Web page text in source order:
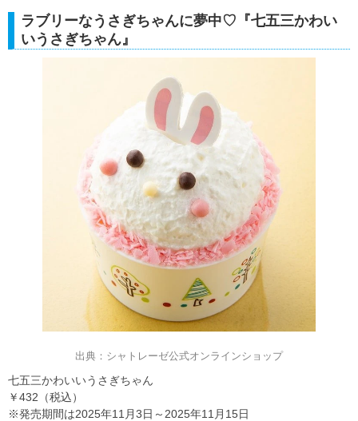
ラブリーなうさぎちゃんに夢中♡『七五三かわい
いうさぎちゃん』
出典：シャトレーゼ公式オンラインショップ
七五三かわいいうさぎちゃん
￥432（税込）
※発売期間は2025年11月3日～2025年11月15日